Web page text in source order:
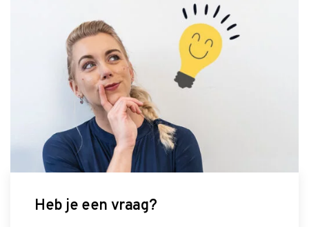
Heb je een vraag?